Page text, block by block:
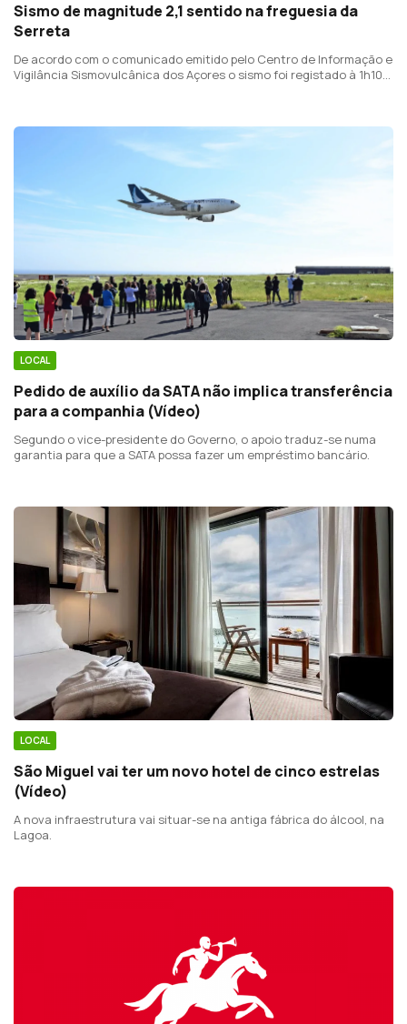
Sismo de magnitude 2,1 sentido na freguesia da
Serreta
De acordo com o comunicado emitido pelo Centro de Informação e
Vigilância Sismovulcânica dos Açores o sismo foi registado à 1h10
LOCAL
Pedido de auxílio da SATA não implica transferência
para a companhia (Vídeo)
Segundo o vice-presidente do Governo, o apoio traduz-se numa
garantia para que a SATA possa fazer um empréstimo bancário.
LOCAL
São Miguel vai ter um novo hotel de cinco estrelas
(Vídeo)
A nova infraestrutura vai situar-se na antiga fábrica do álcool, na
Lagoa.